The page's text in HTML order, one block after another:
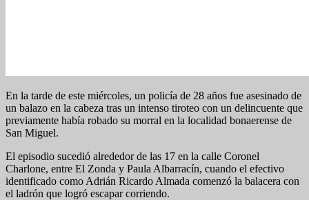
En la tarde de este miércoles, un policía de 28 años fue asesinado de
un balazo en la cabeza tras un intenso tiroteo con un delincuente que
previamente había robado su morral en la localidad bonaerense de
San Miguel.
El episodio sucedió alrededor de las 17 en la calle Coronel
Charlone, entre El Zonda y Paula Albarracín, cuando el efectivo
identificado como Adrián Ricardo Almada comenzó la balacera con
el ladrón que logró escapar corriendo.